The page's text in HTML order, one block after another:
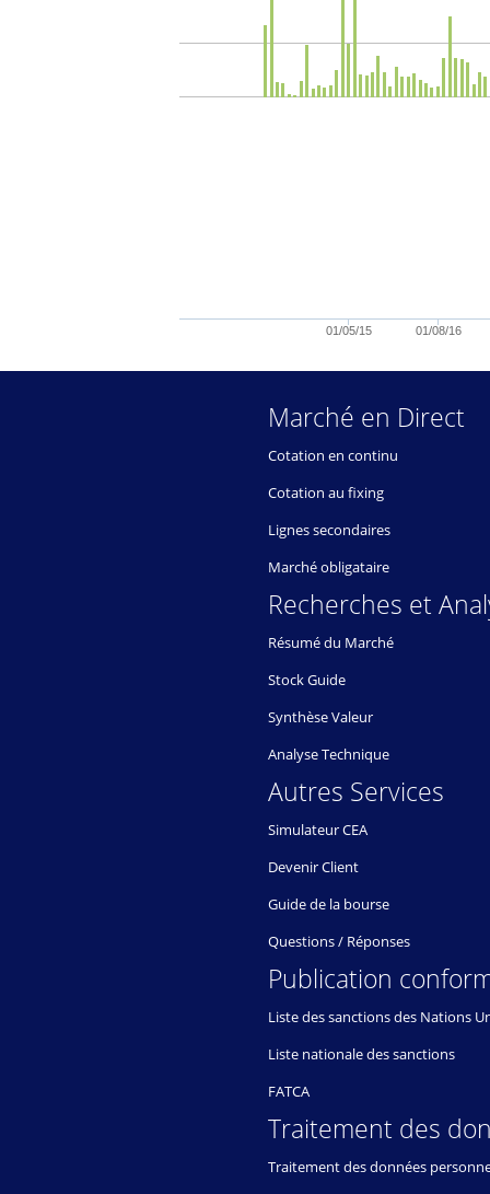
01/05/15 01/08/16
Marché en Direct
Cotation en continu
Cotation au fixing
Lignes secondaires
Marché obligataire
Recherches et
Résumé du Marché
Stock Guide
Synthèse Valeur
Analyse Technique
Autres Services
Simulateur CEA
Devenir Client
Guide de la bourse
Questions / Réponses
Publication
Liste des sanctions des Nations
Liste nationale des sanctions
FATCA
Traitement des
Traitement des données